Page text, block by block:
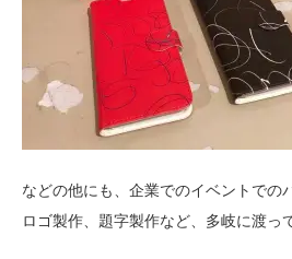
などの他にも、企業でのイベントでの
ロゴ製作、題字製作など、多岐に渡っ